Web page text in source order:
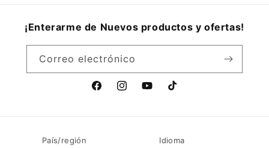
¡Enterarme de Nuevos productos y ofertas!
Correo electrónico
FacebookInstagramYouTubeTikTok
País/región Idioma